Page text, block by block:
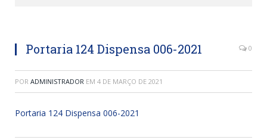
Portaria 124 Dispensa 006-2021 0
POR ADMINISTRADOR EM 4 DE MARÇO DE 2021
Portaria 124 Dispensa 006-2021